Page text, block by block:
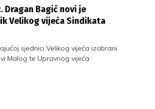
Dragan Bagić novi je
Velikog vijeća Sindikata
sjednici Velikog vijeća izabrani
Malog te Upravnog vijeća